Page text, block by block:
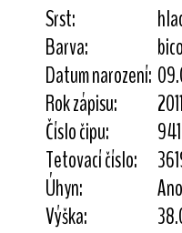
Srst:
Barva:
Datum narození:
Rok zápisu:
2011
Číslo čipu:
Tetovací číslo:
Úhyn:
Ano
Výška: